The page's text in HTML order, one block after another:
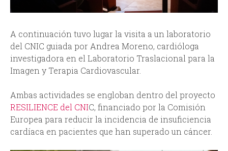
A continuación tuvo lugar la visita a un laboratorio
del CNIC guiada por Andrea Moreno, cardióloga
investigadora en el Laboratorio Traslacional para la
Imagen y Terapia Cardiovascular.
Ambas actividades se engloban dentro del proyecto
RESILIENCE del CNIC, financiado por la Comisión
Europea para reducir la incidencia de insuficiencia
cardíaca en pacientes que han superado un cáncer.